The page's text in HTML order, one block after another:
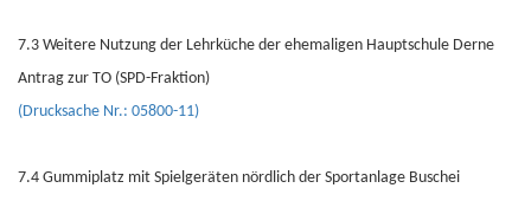
7.3 Weitere Nutzung der Lehrküche der ehemaligen Hauptschule Derne
Antrag zur TO (SPD-Fraktion)
(Drucksache Nr.: 05800-11)
7.4 Gummiplatz mit Spielgeräten nördlich der Sportanlage Buschei